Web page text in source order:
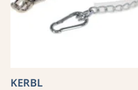
KERBL